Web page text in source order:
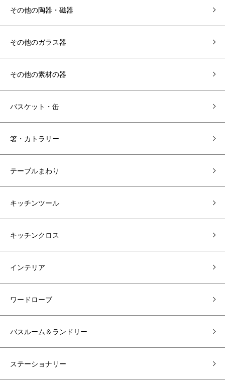
その他の陶器・磁器
その他のガラス器
その他の素材の器
バスケット・缶
箸・カトラリー
テーブルまわり
キッチンツール
キッチンクロス
インテリア
ワードローブ
バスルーム＆ランドリー
ステーショナリー